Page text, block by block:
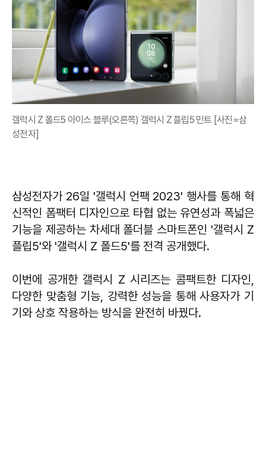
갤럭시 Z 폴드5 아이스 블루(오른쪽) 갤럭시 Z 플립5 민트 [사진=삼
성전자]
삼성전자가 26일 '갤럭시 언팩 2023' 행사를 통해 혁
신적인 폼팩터 디자인으로 타협 없는 유연성과 폭넓은
기능을 제공하는 차세대 폴더블 스마트폰인 '갤럭시 Z
플립5'와 '갤럭시 Z 폴드5'를 전격 공개했다.
이번에 공개한 갤럭시 Z 시리즈는 콤팩트한 디자인,
다양한 맞춤형 기능, 강력한 성능을 통해 사용자가 기
기와 상호 작용하는 방식을 완전히 바꿨다.